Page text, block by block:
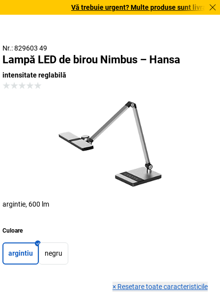
Vă trebuie urgent? Multe produse sunt livrate în
Nr.: 829603 49
Lampă LED de birou Nimbus – Hansa
intensitate reglabilă
argintie, 600 lm
Culoare
argintiu negru
× Resetare toate caracteristicile